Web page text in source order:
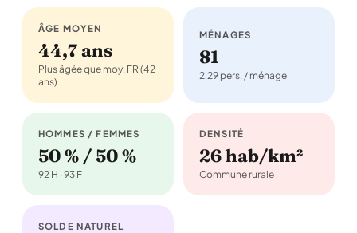
ÂGE MOYEN
44,7 ans
Plus âgée que moy. FR (42
ans)
MÉNAGES
81
2,29 pers. / ménage
HOMMES / FEMMES
50 % / 50 %
92 H · 93 F
DENSITÉ
26 hab/km²
Commune rurale
SOLDE NATUREL